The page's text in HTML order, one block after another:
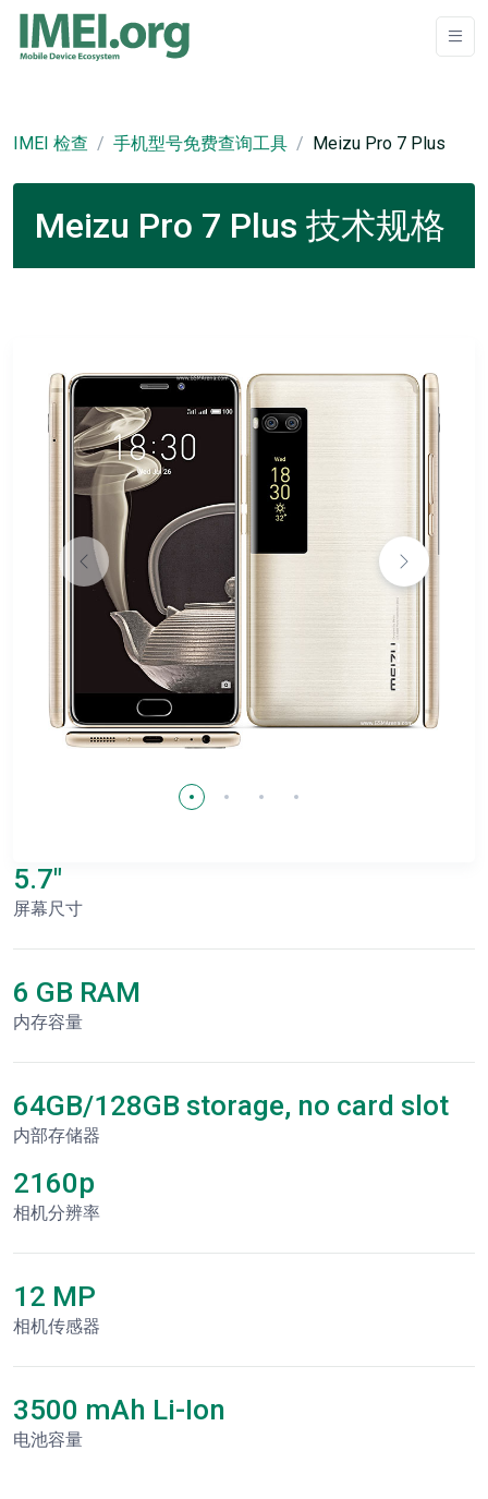
IMEI 检查 手机型号免费查询工具 Meizu Pro 7 Plus
Meizu Pro 7 Plus 技术规格
5.7"
屏幕尺寸
6 GB RAM
内存容量
64GB/128GB storage, no card slot
内部存储器
2160p
相机分辨率
12 MP
相机传感器
3500 mAh Li-Ion
电池容量